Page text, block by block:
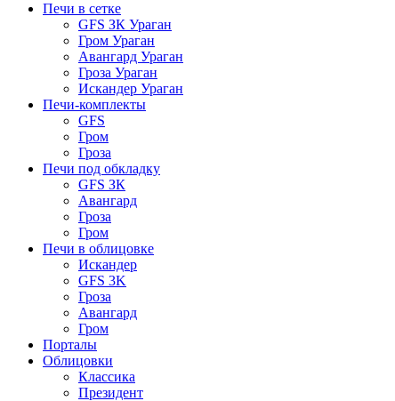
Печи в сетке
GFS ЗК Ураган
Гром Ураган
Авангард Ураган
Гроза Ураган
Искандер Ураган
Печи-комплекты
GFS
Гром
Гроза
Печи под обкладку
GFS ЗК
Авангард
Гроза
Гром
Печи в облицовке
Искандер
GFS 3K
Гроза
Авангард
Гром
Порталы
Облицовки
Классика
Президент